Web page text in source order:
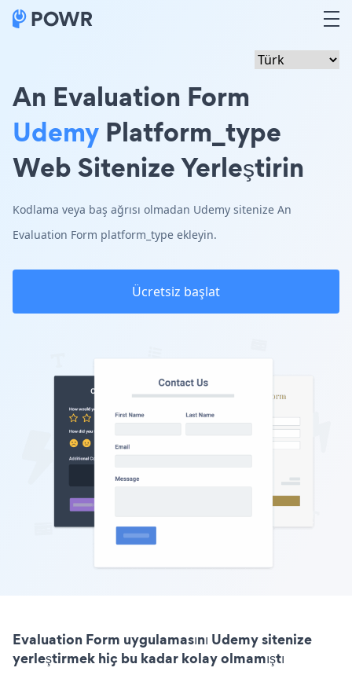
An Evaluation Form
Udemy Platform_type
Web Sitenize Yerleştirin
Kodlama veya baş ağrısı olmadan Udemy sitenize An
Evaluation Form platform_type ekleyin.
Ücretsiz başlat
Evaluation Form uygulamasını Udemy sitenize
yerleştirmek hiç bu kadar kolay olmamıştı